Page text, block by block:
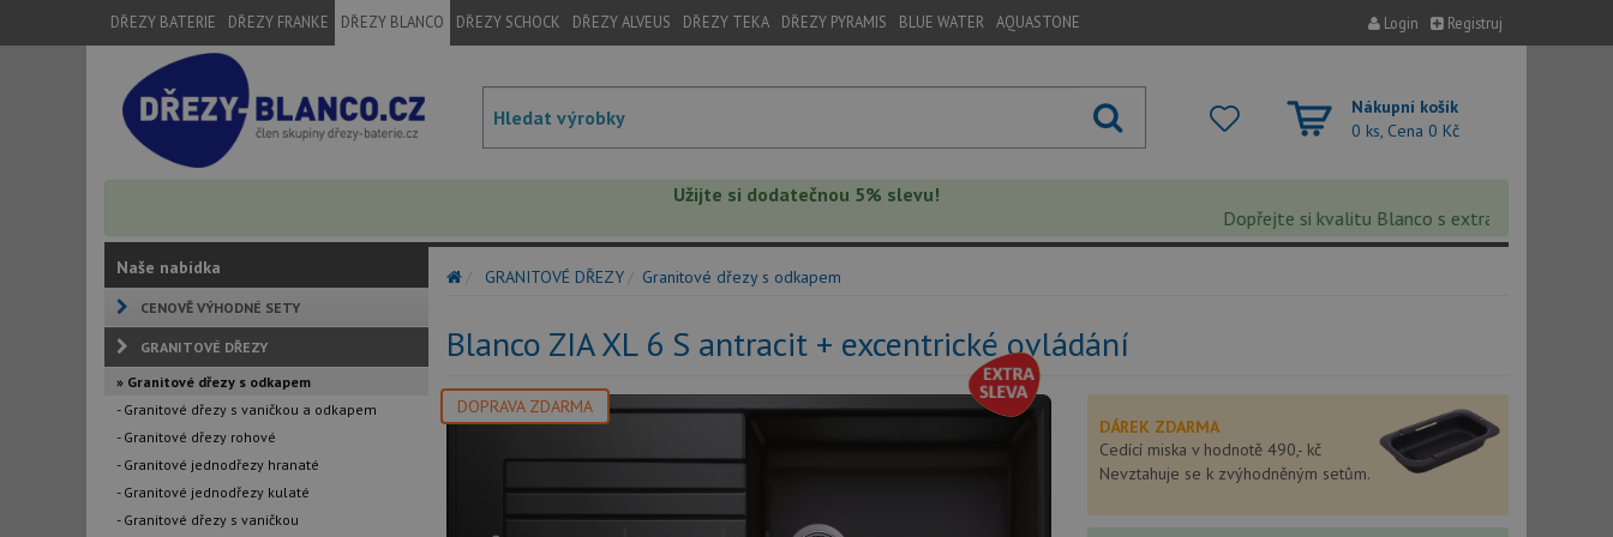
DŘEZY BATERIE DŘEZY FRANKE DŘEZY BLANCO DŘEZY SCHOCK DŘEZY ALVEUS DŘEZY TEKA DŘEZY PYRAMIS BLUE WATER AQUASTONE Login Registruj
Nákupní košík
0 ks, Cena 0 Kč
Užijte si dodatečnou 5% slevu!
Dopřejte si kvalitu Blanco s extra 5% slevou –
Naše nabídka
CENOVĚ VÝHODNÉ SETY
GRANITOVÉ DŘEZY
» Granitové dřezy s odkapem
- Granitové dřezy s vaničkou a odkapem
- Granitové dřezy rohové
- Granitové jednodřezy hranaté
- Granitové jednodřezy kulaté
- Granitové dřezy s vaničkou
GRANITOVÉ DŘEZY Granitové dřezy s odkapem
Blanco ZIA XL 6 S antracit + excentrické ovládání
DOPRAVA ZDARMA
DÁREK ZDARMA
Cedící miska v hodnotě 490,- kč
Nevztahuje se k zvýhodněným setům.